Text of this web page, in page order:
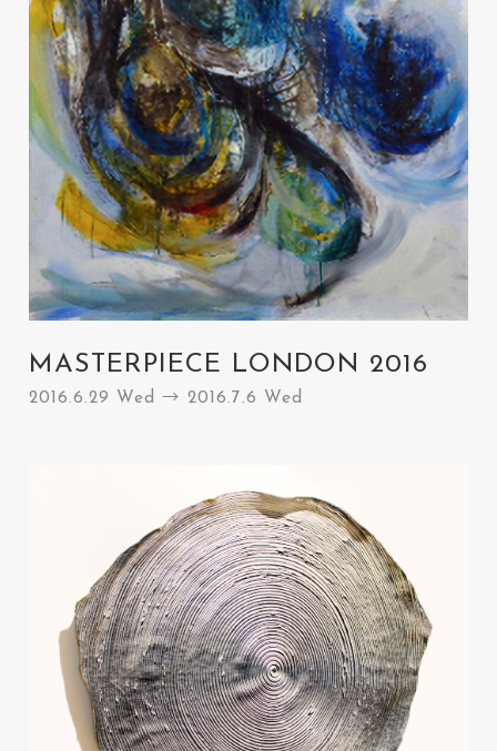
MASTERPIECE LONDON 2016
2016.6.29 Wed → 2016.7.6 Wed